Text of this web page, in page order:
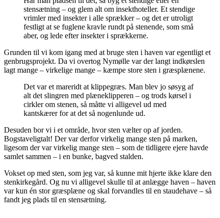
stensætning – og glem alt om insekthoteller. Et stendige
vrimler med insekter i alle sprækker – og det er utroligt
festligt at se fuglene kravle rundt på stenende, som små
aber, og lede efter insekter i sprækkerne.
Grunden til vi kom igang med at bruge sten i haven var egentligt et
genbrugsprojekt. Da vi overtog Nymølle var der langt indkørslen
lagt mange – virkelige mange – kæmpe store sten i græsplænene.
Det var et mareridt at klippegræs. Man blev jo søsyg af
alt det slingren med plæneklipperen – og trods kørsel i
cirkler om stenen, så måtte vi alligevel ud med
kantskærer for at det så nogenlunde ud.
Desuden bor vi i et område, hvor sten vælter op af jorden.
Bogstaveligtalt! Der var derfor virkelig mange sten på marken,
ligesom der var virkelig mange sten – som de tidligere ejere havde
samlet sammen – i en bunke, bagved stalden.
Vokset op med sten, som jeg var, så kunne mit hjerte ikke klare den
stenkirkegård. Og nu vi alligevel skulle til at anlægge haven – haven
var kun én stor græsplæne og skal forvandles til en staudehave – så
fandt jeg plads til en stensætning.